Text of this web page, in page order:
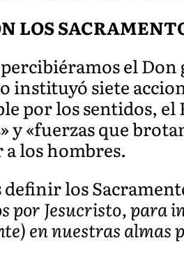
LOS
el
instituyó siete
por los sentidos, el
y «fuerzas que
los hombres.
definir los
por Jesucristo, para
en nuestras almas